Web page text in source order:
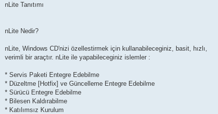
nLite Tanıtımı
nLite Nedir?
nLite, Windows CD'nizi özellestirmek için kullanabileceginiz, basit, hızlı,
verimli bir araçtır. nLite ile yapabileceginiz islemler :
* Servis Paketi Entegre Edebilme
* Düzeltme [Hotfix] ve Güncelleme Entegre Edebilme
* Sürücü Entegre Edebilme
* Bilesen Kaldırabilme
* Katılımsız Kurulum